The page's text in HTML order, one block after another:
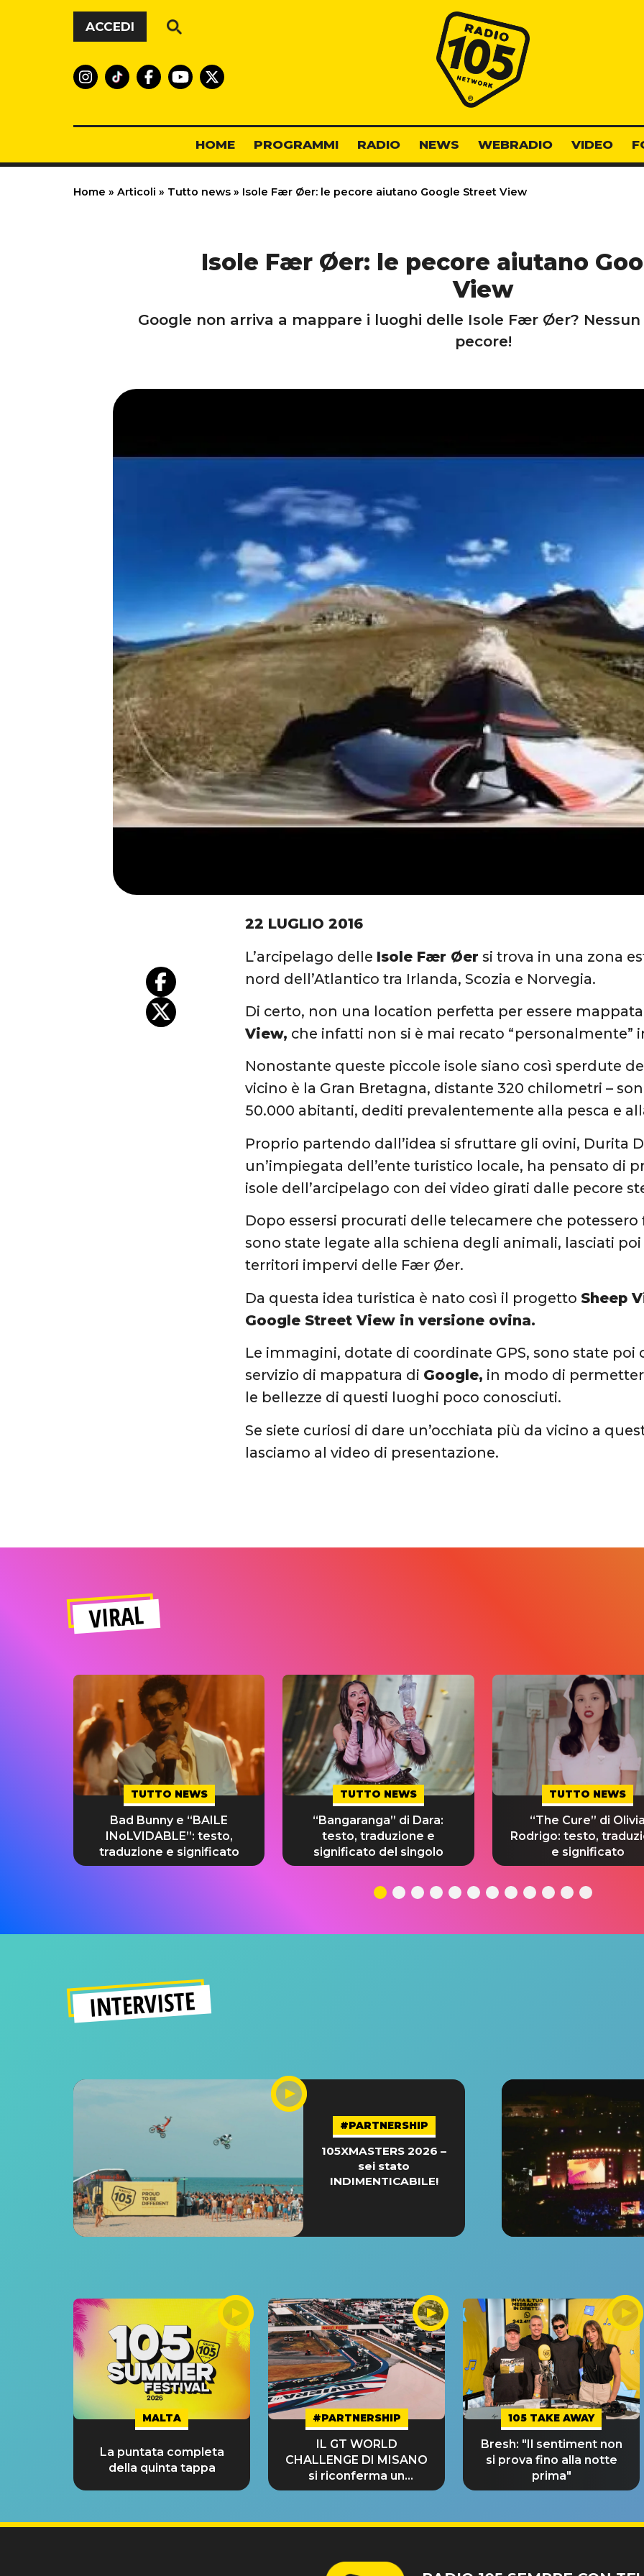
Vai al contenuto
ACCEDI
Radio 105
HOME PROGRAMMI RADIO NEWS WEBRADIO VIDEO
Home » Articoli » Tutto news » Isole Fær Øer: le pecore aiutano Google Street View
Isole Fær Øer: le pecore aiutano
View
Google non arriva a mappare i luoghi delle Isole Fær Øer?
pecore!
22 LUGLIO 2016
L’arcipelago delle Isole Fær Øer si trova in una zona
nord dell’Atlantico tra Irlanda, Scozia e Norvegia.
Di certo, non una location perfetta per essere
View, che infatti non si è mai recato “personalmente”
Nonostante queste piccole isole siano così sperdute
vicino è la Gran Bretagna, distante 320 chilometri –
50.000 abitanti, dediti prevalentemente alla pesca e
Proprio partendo dall’idea si sfruttare gli ovini, Durita
un’impiegata dell’ente turistico locale, ha pensato di
isole dell’arcipelago con dei video girati dalle pecore
Dopo essersi procurati delle telecamere che potessero
sono state legate alla schiena degli animali, lasciati
territori impervi delle Fær Øer.
Da questa idea turistica è nato così il progetto Sheep
Google Street View in versione ovina.
Le immagini, dotate di coordinate GPS, sono state poi
servizio di mappatura di Google, in modo di
le bellezze di questi luoghi poco conosciuti.
Se siete curiosi di dare un’occhiata più da vicino a
lasciamo al video di presentazione.
VIRAL
TUTTO NEWS
Bad Bunny e “BAILE
INoLVIDABLE”: testo,
traduzione e significato
TUTTO NEWS
“Bangaranga” di Dara:
testo, traduzione e
significato del singolo
TUTTO NEWS
“The Cure” di Olivia
Rodrigo: testo,
e significato
INTERVISTE
#PARTNERSHIP
105XMASTERS 2026 –
sei stato
INDIMENTICABILE!
MALTA
La puntata completa
della quinta tappa
#PARTNERSHIP
IL GT WORLD
CHALLENGE DI MISANO
si riconferma un
GRANDE SUCCESSO!
105 TAKE AWAY
Bresh: "Il sentiment non
si prova fino alla notte
prima"